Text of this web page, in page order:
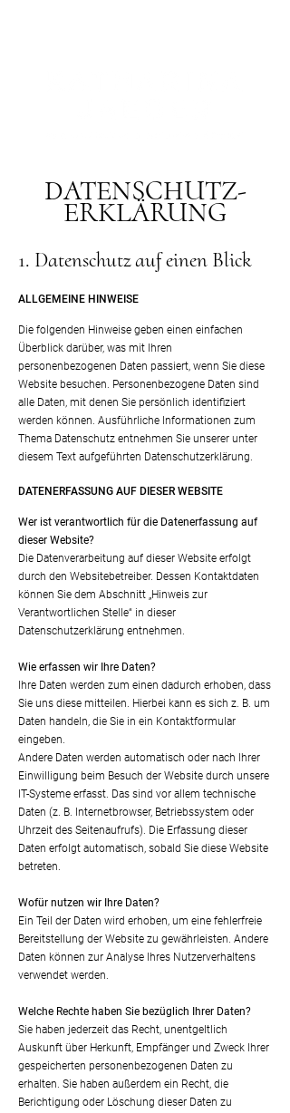
DATENSCHUTZ-
ERKLÄRUNG
1. Datenschutz auf einen Blick
ALLGEMEIN E HINWEISE
Die folgenden Hinweise geben einen einfachen
Überblick darüber, was mit Ihren
personenbezogenen Daten passiert, wenn Sie diese
Website besuchen. Personenbezogene Daten sind
alle Daten, mit denen Sie persönlich identifiziert
werden können. Ausführliche Informationen zum
Thema Datenschutz entnehmen Sie unserer unter
diesem Text aufgeführten Datenschutzerklärung.
DATENERFASSUNG AUF DIESER WEBSITE
Wer ist verantwortlich für die Datenerfassung auf
dieser Website?
Die Datenverarbeitung auf dieser Website erfolgt
durch den Websitebetreiber. Dessen Kontaktdaten
können Sie dem Abschnitt „Hinweis zur
Verantwortlichen Stelle“ in dieser
Datenschutzerklärung entnehmen.
Wie erfassen wir Ihre Daten?
Ihre Daten werden zum einen dadurch erhoben, dass
Sie uns diese mitteilen. Hierbei kann es sich z. B. um
Daten handeln, die Sie in ein Kontaktformular
eingeben.
Andere Daten werden automatisch oder nach Ihrer
Einwilligung beim Besuch der Website durch unsere
IT-Systeme erfasst. Das sind vor allem technische
Daten (z. B. Internetbrowser, Betriebssystem oder
Uhrzeit des Seitenaufrufs). Die Erfassung dieser
Daten erfolgt automatisch, sobald Sie diese Website
betreten.
Wofür nutzen wir Ihre Daten?
Ein Teil der Daten wird erhoben, um eine fehlerfreie
Bereitstellung der Website zu gewährleisten. Andere
Daten können zur Analyse Ihres Nutzerverhaltens
verwendet werden.
Welche Rechte haben Sie bezüglich Ihrer Daten?
Sie haben jederzeit das Recht, unentgeltlich
Auskunft über Herkunft, Empfänger und Zweck Ihrer
gespeicherten personenbezogenen Daten zu
erhalten. Sie haben außerdem ein Recht, die
Berichtigung oder Löschung dieser Daten zu